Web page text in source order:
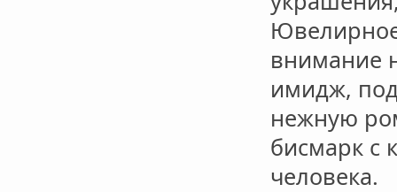
внимание
имидж,
нежную
бисмарк с
человека.